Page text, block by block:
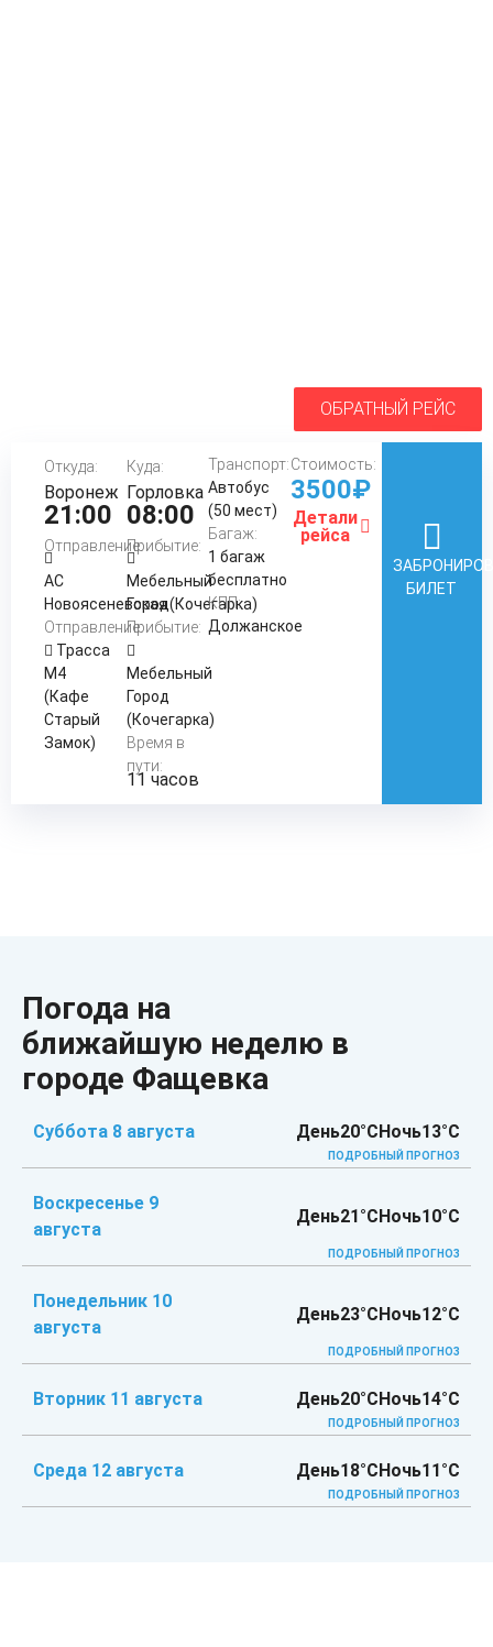
ОБРАТНЫЙ РЕЙС
Откуда:
Воронеж
21:00
Отправление:
АС
Новоясеневская
Отправление:
Трасса
М4
(Кафе
Старый
Замок)
Куда:
Горловка
08:00
Прибытие:
Мебельный
Город(Кочегарка)
Прибытие:
Мебельный
Город
(Кочегарка)
Время в
пути:
11 часов
Транспорт:
Автобус
(50 мест)
Багаж:
1 багаж
бесплатно
КПП:
Должанское
Стоимость:
3500₽
Детали
рейса
БИЛЕТ
Погода на
ближайшую неделю в
городе Фащевка
Суббота 8 августа День20°CНочь13°C
ПОДРОБНЫЙ ПРОГНОЗ
Воскресенье 9
августа
День21°CНочь10°C
ПОДРОБНЫЙ ПРОГНОЗ
Понедельник 10
августа
День23°CНочь12°C
ПОДРОБНЫЙ ПРОГНОЗ
Вторник 11 августа День20°CНочь14°C
ПОДРОБНЫЙ ПРОГНОЗ
Среда 12 августа День18°CНочь11°C
ПОДРОБНЫЙ ПРОГНОЗ